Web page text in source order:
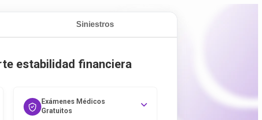
Siniestros
estabilidad financiera
Exámenes Médicos
Gratuitos